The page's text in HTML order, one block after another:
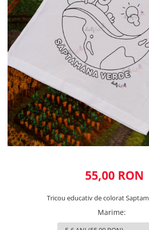
55,00 RON
Tricou educativ de colorat
Marime: